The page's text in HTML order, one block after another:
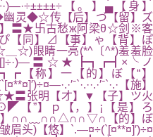
【。】▄【身】
◆☆传【后】づ【留】ズ
】〓★卐古愁ж阿梁θ☆剑※客
【同】⊿【事】ゃ【背】ぽ
＿☆)眼睛一亮(*^〔^*)羞羞脸
〓☆★┣┓┏┫×╰ノ
】一【的】ぼ【“】
【施】
张明【才】▼【子】ツ火
”】ｐ【，】¡【是】ろ
】∩∩﹏∩∩△∩∩▽∩【的】ぼ
眉头)【悠】`.—¤÷(`[¤**¤]′)÷¤